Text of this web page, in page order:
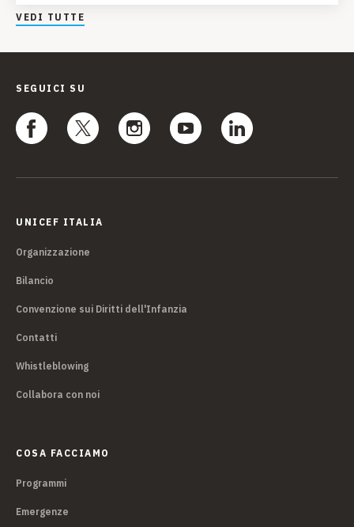
VEDI TUTTE
SEGUICI SU
UNICEF ITALIA
Organizzazione
Bilancio
Convenzione sui Diritti dell'Infanzia
Contatti
Whistleblowing
Collabora con noi
COSA FACCIAMO
Programmi
Emergenze